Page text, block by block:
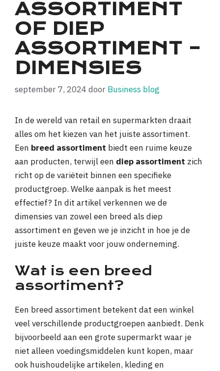
ASSORTIMENT
OF DIEP
ASSORTIMENT –
DIMENSIES
september 7, 2024 door Business blog
In de wereld van retail en supermarkten draait
alles om het kiezen van het juiste assortiment.
Een breed assortiment biedt een ruime keuze
aan producten, terwijl een diep assortiment zich
richt op de variëteit binnen een specifieke
productgroep. Welke aanpak is het meest
effectief? In dit artikel verkennen we de
dimensies van zowel een breed als diep
assortiment en geven we je inzicht in hoe je de
juiste keuze maakt voor jouw onderneming.
Wat is een breed
assortiment?
Een breed assortiment betekent dat een winkel
veel verschillende productgroepen aanbiedt. Denk
bijvoorbeeld aan een grote supermarkt waar je
niet alleen voedingsmiddelen kunt kopen, maar
ook huishoudelijke artikelen, kleding en